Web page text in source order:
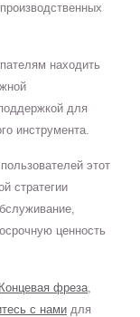
находить
для
инструмента.
этот
стратегии
ценность
Концевая фреза,
с нами для